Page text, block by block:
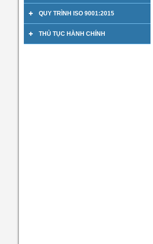
QUY TRÌNH ISO 9001:2015
THỦ TỤC HÀNH CHÍNH